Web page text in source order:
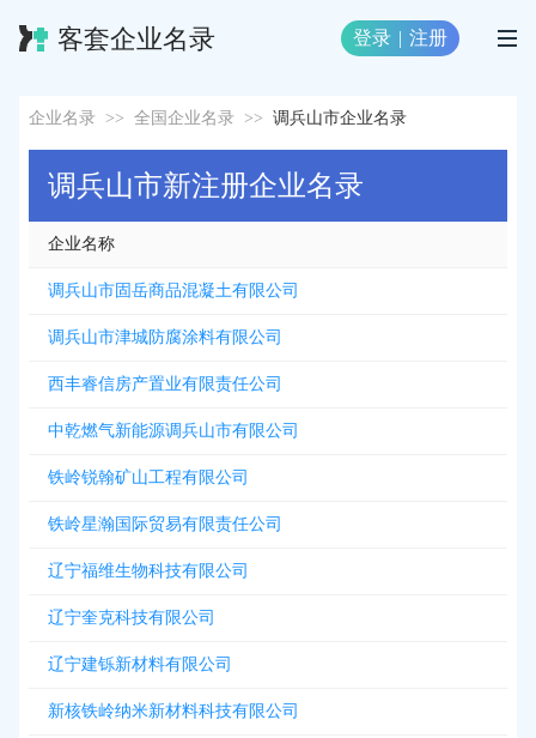
客套企业名录 登录 | 注册
企业名录 >> 全国企业名录 >> 调兵山市企业名录
调兵山市新注册企业名录
企业名称
调兵山市固岳商品混凝土有限公司
调兵山市津城防腐涂料有限公司
西丰睿信房产置业有限责任公司
中乾燃气新能源调兵山市有限公司
铁岭锐翰矿山工程有限公司
铁岭星瀚国际贸易有限责任公司
辽宁福维生物科技有限公司
辽宁奎克科技有限公司
辽宁建铄新材料有限公司
新核铁岭纳米新材料科技有限公司